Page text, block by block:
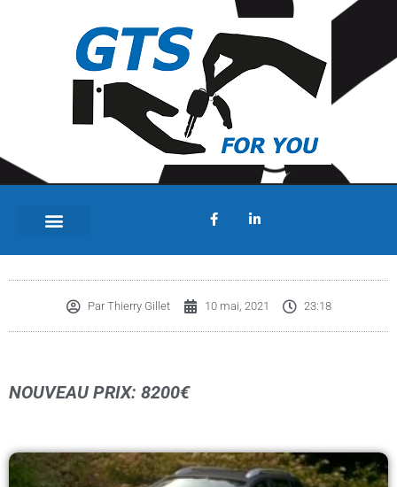
Renault Megane Grandtour 1.2 TCE
ParThierry Gillet 10 mai, 2021 23:18
NOUVEAU PRIX: 8200€